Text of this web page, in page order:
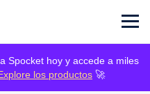
Spocket hoy y accede a miles
los productos 🚀